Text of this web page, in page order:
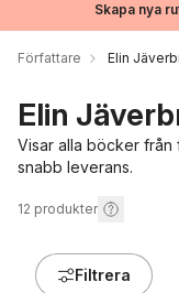
Skapa nya
Författare Elin
Elin
Visar alla böcker från
snabb leverans.
12 produkter
Filtrera